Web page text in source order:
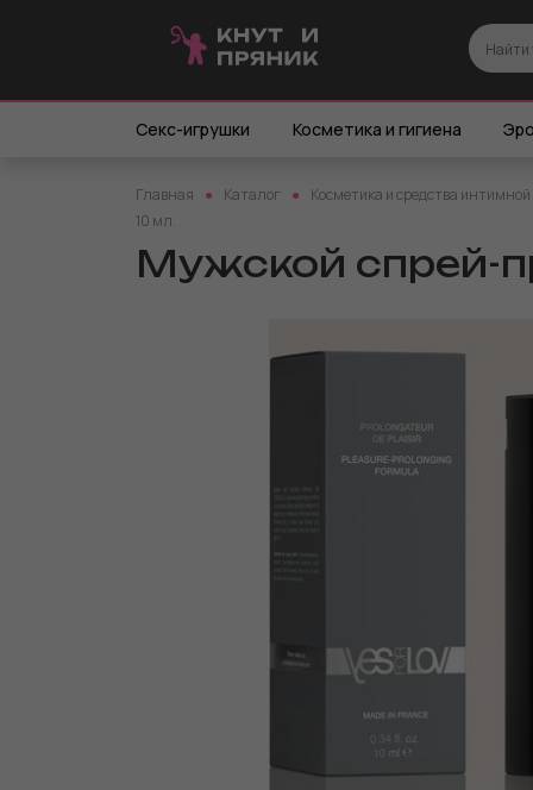
Секс-игрушки Косметика и гигиена
Главная Каталог Косметика и средства
10 мл.
Мужской спрей-